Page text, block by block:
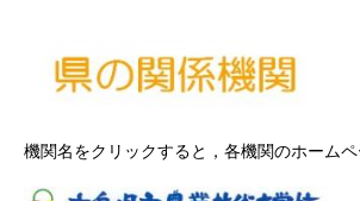
機関名をクリックすると，各機関のホームペ